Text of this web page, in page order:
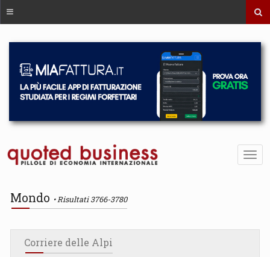
Mondo Risultati 3766-3780
Corriere delle Alpi